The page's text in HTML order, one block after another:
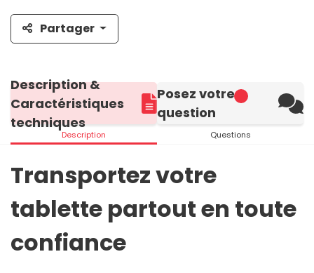
Partager
Description &
Caractéristiques
techniques
Description
Posez votre
question
Questions
Transportez votre
tablette partout en toute
confiance